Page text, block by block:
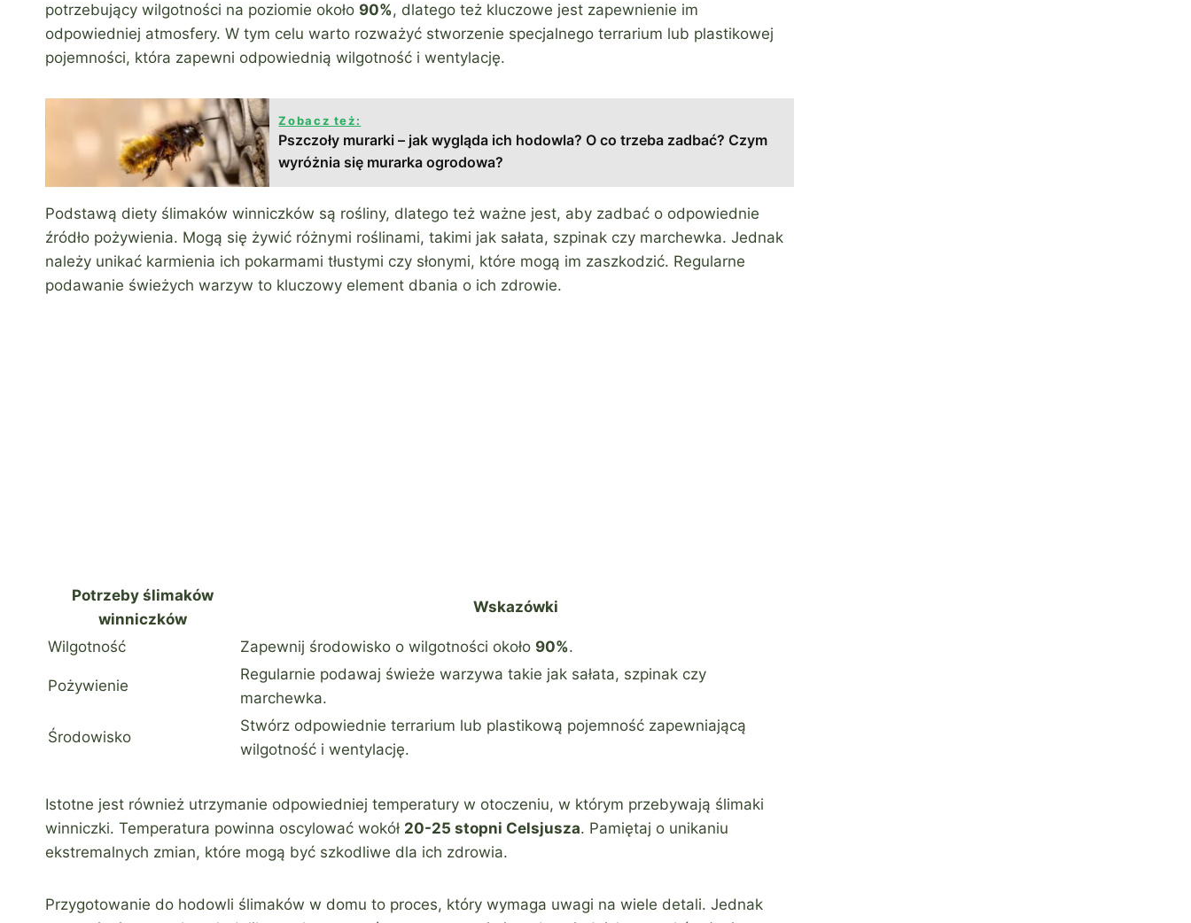
potrzebujący wilgotności na poziomie około 90%, dlatego też kluczowe jest zapewnienie im
odpowiedniej atmosfery. W tym celu warto rozważyć stworzenie specjalnego terrarium lub plastikowej
pojemności, która zapewni odpowiednią wilgotność i wentylację.
Zobacz też:
Pszczoły murarki – jak wygląda ich hodowla? O co trzeba zadbać? Czym
wyróżnia się murarka ogrodowa?
Podstawą diety ślimaków winniczków są rośliny, dlatego też ważne jest, aby zadbać o odpowiednie
źródło pożywienia. Mogą się żywić różnymi roślinami, takimi jak sałata, szpinak czy marchewka. Jednak
należy unikać karmienia ich pokarmami tłustymi czy słonymi, które mogą im zaszkodzić. Regularne
podawanie świeżych warzyw to kluczowy element dbania o ich zdrowie.
Potrzeby ślimaków
winniczków
Wskazówki
Wilgotność Zapewnij środowisko o wilgotności około 90%.
Pożywienie
Regularnie podawaj świeże warzywa takie jak sałata, szpinak czy
marchewka.
Środowisko
Stwórz odpowiednie terrarium lub plastikową pojemność zapewniającą
wilgotność i wentylację.
Istotne jest również utrzymanie odpowiedniej temperatury w otoczeniu, w którym przebywają ślimaki
winniczki. Temperatura powinna oscylować wokół 20-25 stopni Celsjusza. Pamiętaj o unikaniu
ekstremalnych zmian, które mogą być szkodliwe dla ich zdrowia.
Przygotowanie do hodowli ślimaków w domu to proces, który wymaga uwagi na wiele detali. Jednak